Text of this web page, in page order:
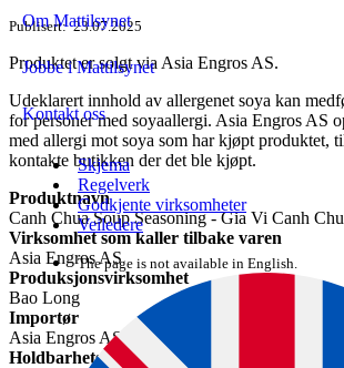
Om Mattilsynet
Jobbe i Mattilsynet
Kontakt oss
Skjema
Regelverk
Godkjente virksomheter
Veiledere
The page is not available in English.
Publisert 23.07.2025
Produktet er solgt via Asia Engros AS.
Udeklarert innhold av allergenet soya kan
for personer med soyaallergi. Asia Engros AS
med allergi mot soya som har kjøpt produktet,
kontakte butikken der det ble kjøpt.
Produktnavn
Canh Chua Soup Seasoning - Gia Vi Canh
Virksomhet som kaller tilbake varen
Asia Engros AS
Produksjonsvirksomhet
Bao Long
Importør
Asia Engros AS
Holdbarhetsdato